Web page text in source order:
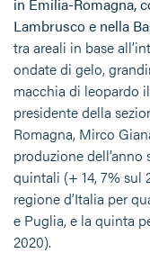
Lambrusco e nella
tra areali in base
ondate di gelo,
macchia di leopardo
presidente della
Romagna, Mirco
produzione
quintali (+ 14, 7% sul
regione d’Italia per
e Puglia, e la quinta
2020).